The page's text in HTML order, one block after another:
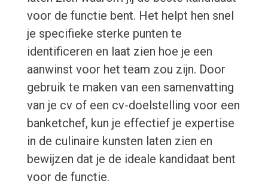
voor de functie bent. Het helpt hen snel
je specifieke sterke punten te
identificeren en laat zien hoe je een
aanwinst voor het team zou zijn. Door
gebruik te maken van een samenvatting
van je cv of een cv-doelstelling voor een
banketchef, kun je effectief je expertise
in de culinaire kunsten laten zien en
bewijzen dat je de ideale kandidaat bent
voor de functie.